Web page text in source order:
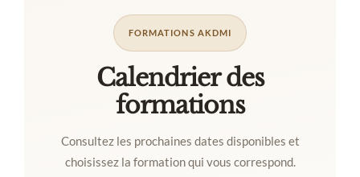
FORMATIONS AKDMI
Calendrier des
formations
Consultez les prochaines dates disponibles et
choisissez la formation qui vous correspond.